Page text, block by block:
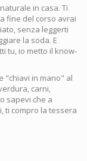
in casa. Ti
fine del corso avrai
senza leggerti
la soda. E
tu, io metto il know-
"chiavi in mano" al
carni,
sapevi che a
ti compro la tessera